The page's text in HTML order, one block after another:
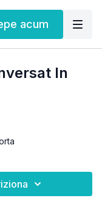
acum
In